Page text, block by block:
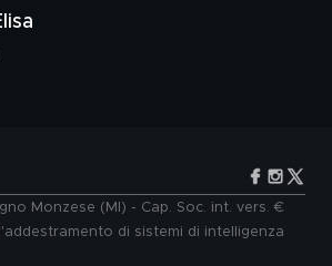
Monzese (MI) - Cap. Soc. int. vers. €
di sistemi di intelligenza